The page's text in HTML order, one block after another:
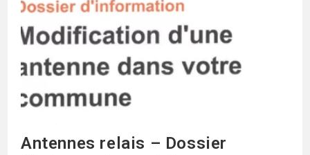
Antennes relais – Dossier